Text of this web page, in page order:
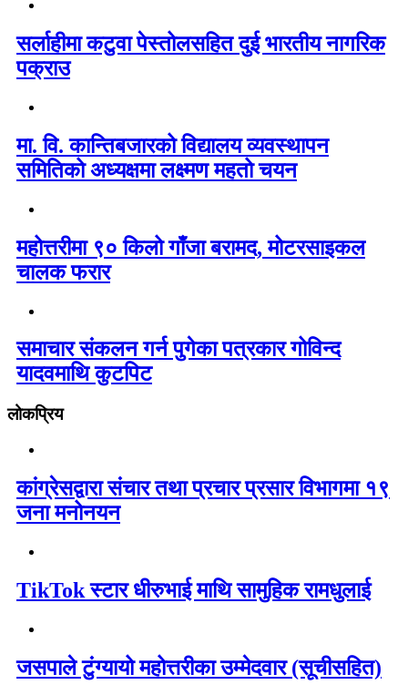
सर्लाहीमा कटुवा पेस्तोलसहित दुई भारतीय नागरिक
पक्राउ
मा. वि. कान्तिबजारको विद्यालय व्यवस्थापन
समितिको अध्यक्षमा लक्ष्मण महतो चयन
महोत्तरीमा ९० किलो गाँजा बरामद, मोटरसाइकल
चालक फरार
समाचार संकलन गर्न पुगेका पत्रकार गोविन्द
यादवमाथि कुटपिट
लोकप्रिय
कांग्रेसद्वारा संचार तथा प्रचार प्रसार विभागमा १९
जना मनोनयन
TikTok स्टार धीरुभाई माथि सामुहिक रामधुलाई
जसपाले टुंग्यायो महोत्तरीका उम्मेदवार (सूचीसहित)